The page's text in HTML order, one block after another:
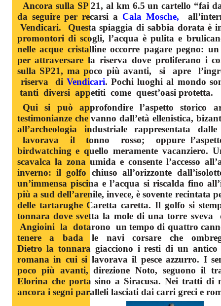
Ancora sulla SP 21, al km 6.5 un cartello “fai
da seguire per recarsi a Cala Mosche,
Vendicari. Questa spiaggia di sabbia dorata è
promontori di scogli, l’acqua è pulita e
nelle acque cristalline occorre pagare pegno:
per attraversare la riserva dove proliferano i
sulla SP21, ma poco più avanti, si apre
riserva diVendicari. Pochi luoghi al mondo
tanti diversi appetiti come quest’oasi protetta.
Qui si può approfondire l’aspetto storico
testimonianze che vanno dall’età ellenistica,
all’archeologia industriale rappresentata
lavorava il tonno rosso; oppure
birdwatching e quello meramente vacanziero.
scavalca la zona umida e consente l’accesso
inverno: il golfo chiuso all’orizzonte
un’immensa piscina e l’acqua si riscalda fino
più a sud dell’arenile, invece, è sovente recintata
delle tartarughe Caretta caretta. Il golfo si
tonnara dove svetta la mole di una torre
Angioini la dotarono un tempo di quattro
tenere a bada le navi corsare che
Dietro la tonnara giacciono i resti di un antico
romana in cui si lavorava il pesce azzurro. I
poco più avanti, direzione Noto, seguono il
Elorina che porta sino a Siracusa. Nei tratti di
ancora i segni paralleli lasciati dai carri greci e